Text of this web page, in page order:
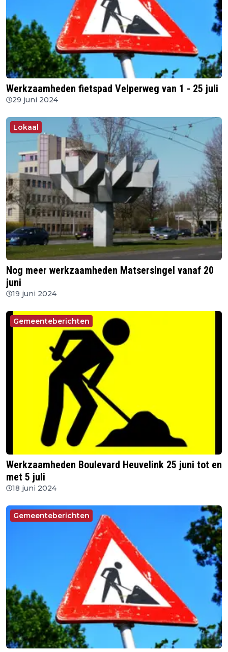
Werkzaamheden fietspad Velperweg van 1 - 25 juli
29 juni 2024
Lokaal
Nog meer werkzaamheden Matsersingel vanaf 20
juni
19 juni 2024
Gemeenteberichten
Werkzaamheden Boulevard Heuvelink 25 juni tot en
met 5 juli
18 juni 2024
Gemeenteberichten